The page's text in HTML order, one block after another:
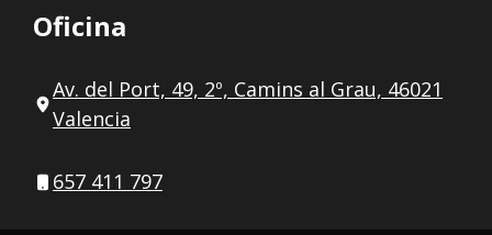
Oficina
Av. del Port, 49, 2º, Camins al Grau, 46021
Valencia
657 411 797